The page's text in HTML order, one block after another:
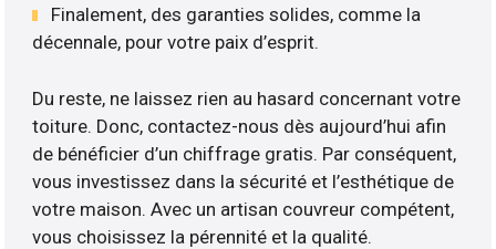
Finalement, des garanties solides, comme la
décennale, pour votre paix d’esprit.
Du reste, ne laissez rien au hasard concernant votre
toiture. Donc, contactez-nous dès aujourd’hui afin
de bénéficier d’un chiffrage gratis. Par conséquent,
vous investissez dans la sécurité et l’esthétique de
votre maison. Avec un artisan couvreur compétent,
vous choisissez la pérennité et la qualité.